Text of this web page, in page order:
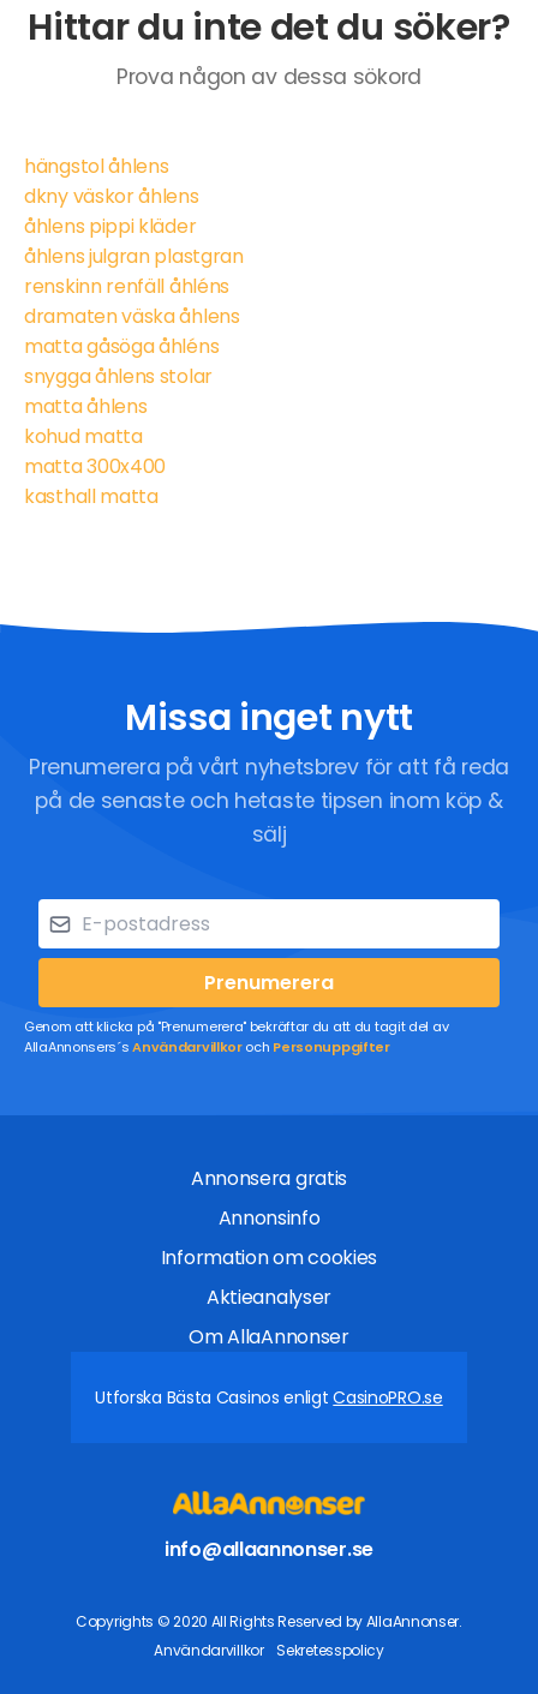
Hittar du inte det du söker?
Prova någon av dessa sökord
hängstol åhlens
dkny väskor åhlens
åhlens pippi kläder
åhlens julgran plastgran
renskinn renfäll åhléns
dramaten väska åhlens
matta gåsöga åhléns
snygga åhlens stolar
matta åhlens
kohud matta
matta 300x400
kasthall matta
Missa inget nytt
Prenumerera på vårt nyhetsbrev för att få reda
på de senaste och hetaste tipsen inom köp &
sälj
Prenumerera
Genom att klicka på "Prenumerera" bekräftar du att du tagit del av
AllaAnnonsers´sAnvändarvillkoroch Personuppgifter
Annonsera gratis
Annonsinfo
Information om cookies
Aktieanalyser
Om AllaAnnonser
Utforska Bästa Casinos enligtCasinoPRO.se
info@allaannonser.se
Copyrights © 2020 All Rights Reserved by AllaAnnonser.
Användarvillkor
Sekretesspolicy